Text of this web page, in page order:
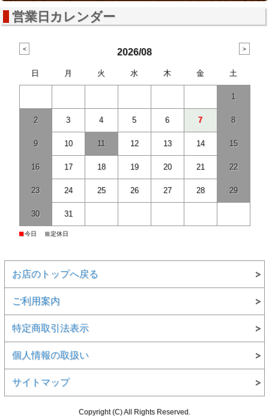
営業日カレンダー
2026/08
日 月 火 水 木 金 土
1
2 3 4 5 6 7 8
9 10 11 12 13 14 15
16 17 18 19 20 21 22
23 24 25 26 27 28 29
30 31
■今日 ■定休日
お店のトップへ戻る
ご利用案内
特定商取引法表示
個人情報の取扱い
サイトマップ
Copyright (C) All Rights Reserved.